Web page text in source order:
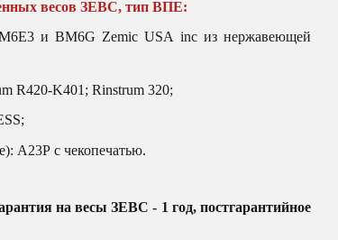
весов ЗЕВС, тип ВПЕ:
и BM6G Zemic USA inc из нержавеющей
R420-K401; Rinstrum 320;
А23Р с чекопечатью.
год, постгарантийное